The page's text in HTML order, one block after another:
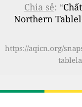
Chia sẻ: “
Northern
https://aqicn.org/